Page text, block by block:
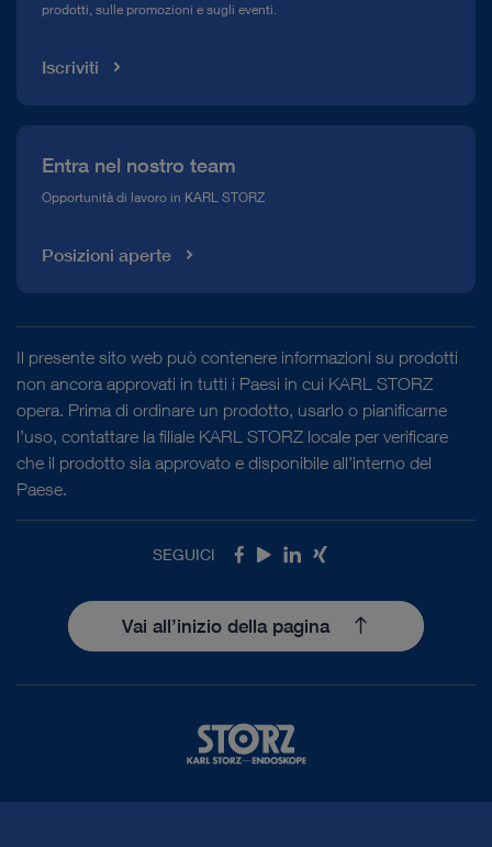
Mediateca
prodotti, sulle promozioni e sugli eventi.
Iscriviti
Entra nel nostro team
Opportunità di lavoro in KARL STORZ
Posizioni aperte
Il presente sito web può contenere informazioni su prodotti
non ancora approvati in tutti i Paesi in cui KARL STORZ
opera. Prima di ordinare un prodotto, usarlo o pianificarne
l’uso, contattare la filiale KARL STORZ locale per verificare
che il prodotto sia approvato e disponibile all’interno del
Paese.
SEGUICI Facebook
Youtube
LinkedIn
Xing
Vai all’inizio della pagina